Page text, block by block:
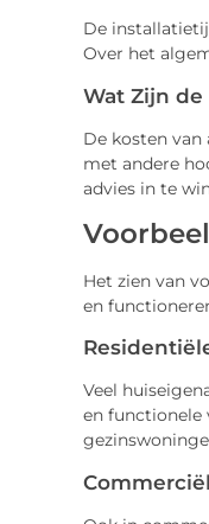
De
Over het
Wat Zijn de
De kosten
met andere
advies in te
Het zien van
en
Veel
en functionele